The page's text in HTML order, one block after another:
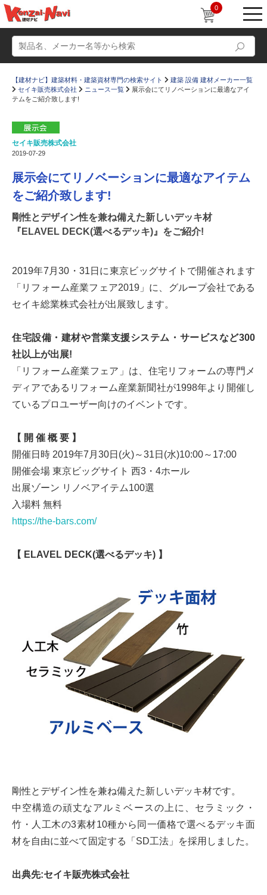
0
動画
かたなび コラム
すまいリング
Q＆A 販売・施工代理店募集
お気に入り
【建材ナビ】建築材料・建築資材専門の検索サイト
建築 設備 建材メーカー一覧
セイキ販売株式会社
ニュース一覧
展示会にてリノベーションに最適なアイ
テムをご紹介致します!
セイキ販売株式会社
2019-07-29
展示会にてリノベーションに最適なアイテム
をご紹介致します!
剛性とデザイン性を兼ね備えた新しいデッキ材
『ELAVEL DECK(選べるデッキ)』をご紹介!
2019年7月30・31日に東京ビッグサイトで開催されます
「リフォーム産業フェア2019」に、グループ会社である
セイキ総業株式会社が出展致します。
住宅設備・建材や営業支援システム・サービスなど300
社以上が出展!
「リフォーム産業フェア」は、住宅リフォームの専門メ
ディアであるリフォーム産業新聞社が1998年より開催し
ているプロユーザー向けのイベントです。
【 開 催 概 要 】
開催日時 2019年7月30日(火)～31日(水)10:00～17:00
開催会場 東京ビッグサイト 西3・4ホール
出展ゾーン リノベアイテム100選
入場料 無料
https://the-bars.com/
【 ELAVEL DECK(選べるデッキ) 】
剛性とデザイン性を兼ね備えた新しいデッキ材です。
中空構造の頑丈なアルミベースの上に、セラミック・
竹・人工木の3素材10種から同一価格で選べるデッキ面
材を自由に並べて固定する「SD工法」を採用しました。
出典先:セイキ販売株式会社